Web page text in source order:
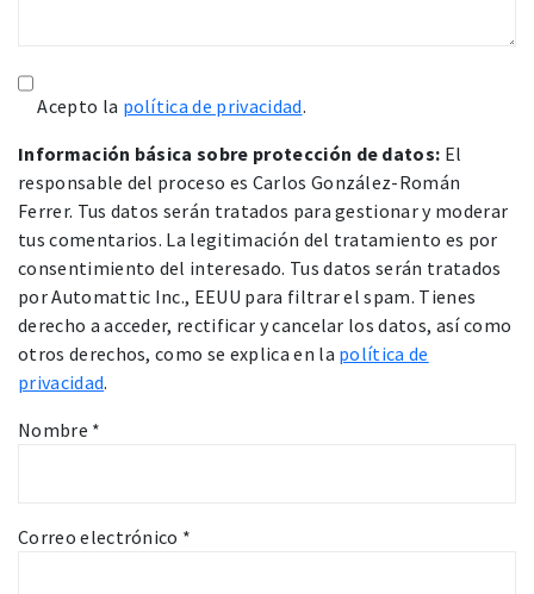
Acepto la política de privacidad.
Información básica sobre protección de datos: El
responsable del proceso es Carlos González-Román
Ferrer. Tus datos serán tratados para gestionar y moderar
tus comentarios. La legitimación del tratamiento es por
consentimiento del interesado. Tus datos serán tratados
por Automattic Inc., EEUU para filtrar el spam. Tienes
derecho a acceder, rectificar y cancelar los datos, así como
otros derechos, como se explica en la política de
privacidad.
Nombre *
Correo electrónico *